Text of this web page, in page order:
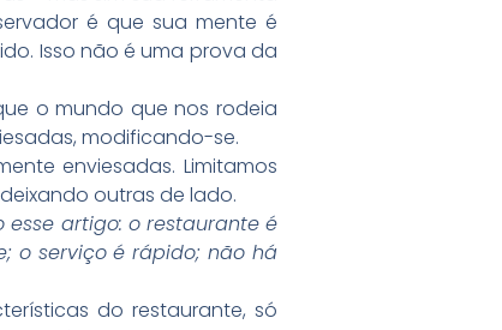
é que sua mente é
Isso não é uma prova da
o mundo que nos rodeia
modificando-se.
enviesadas. Limitamos
outras de lado.
artigo: o restaurante é
o serviço é rápido; não há
do restaurante, só